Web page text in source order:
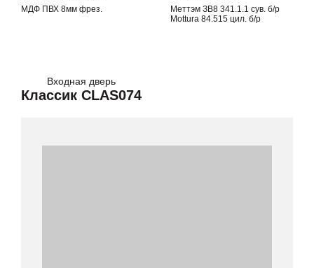
МДФ ПВХ 8мм фрез.
Меттэм ЗВ8 341.1.1 сув. б/р
Mottura 84.515 цил. б/р
Входная дверь
Классик CLAS074